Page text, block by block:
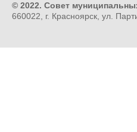
© 2022. Совет
660022, г. Красноярск, ул.